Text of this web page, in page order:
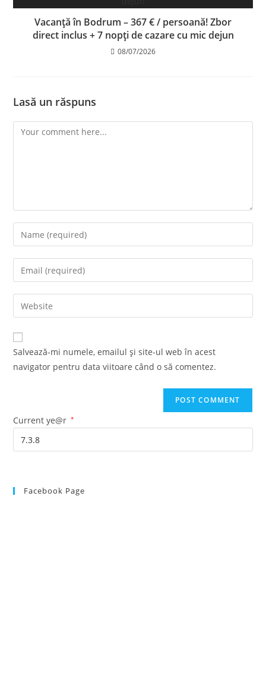
Vacanță în Bodrum – 367 € / persoană! Zbor
direct inclus + 7 nopți de cazare cu mic dejun
08/07/2026
Lasă un răspuns
Comment
Enter
your
name
comment
Enter
your
email
address
comment
Enter
your
website
URL
Salvează-mi numele, emailul și site-ul web în acest
navigator pentru data viitoare când o să comentez.
Current ye@r *
Facebook Page